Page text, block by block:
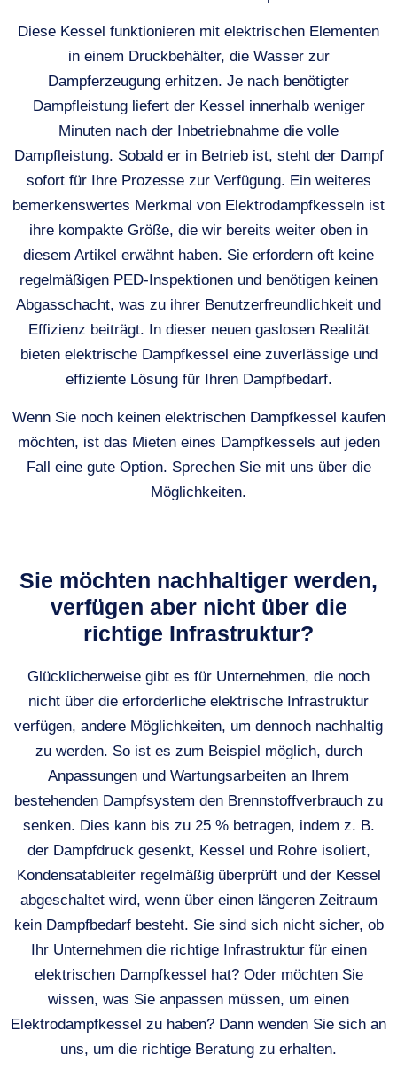
Diese Kessel funktionieren mit elektrischen Elementen
in einem Druckbehälter, die Wasser zur
Dampferzeugung erhitzen. Je nach benötigter
Dampfleistung liefert der Kessel innerhalb weniger
Minuten nach der Inbetriebnahme die volle
Dampfleistung. Sobald er in Betrieb ist, steht der Dampf
sofort für Ihre Prozesse zur Verfügung. Ein weiteres
bemerkenswertes Merkmal von Elektrodampfkesseln ist
ihre kompakte Größe, die wir bereits weiter oben in
diesem Artikel erwähnt haben. Sie erfordern oft keine
regelmäßigen PED-Inspektionen und benötigen keinen
Abgasschacht, was zu ihrer Benutzerfreundlichkeit und
Effizienz beiträgt. In dieser neuen gaslosen Realität
bieten elektrische Dampfkessel eine zuverlässige und
effiziente Lösung für Ihren Dampfbedarf.
Wenn Sie noch keinen elektrischen Dampfkessel kaufen
möchten, ist das Mieten eines Dampfkessels auf jeden
Fall eine gute Option. Sprechen Sie mit uns über die
Möglichkeiten.
Sie möchten nachhaltiger werden,
verfügen aber nicht über die
richtige Infrastruktur?
Glücklicherweise gibt es für Unternehmen, die noch
nicht über die erforderliche elektrische Infrastruktur
verfügen, andere Möglichkeiten, um dennoch nachhaltig
zu werden. So ist es zum Beispiel möglich, durch
Anpassungen und Wartungsarbeiten an Ihrem
bestehenden Dampfsystem den Brennstoffverbrauch zu
senken. Dies kann bis zu 25 % betragen, indem z. B.
der Dampfdruck gesenkt, Kessel und Rohre isoliert,
Kondensatableiter regelmäßig überprüft und der Kessel
abgeschaltet wird, wenn über einen längeren Zeitraum
kein Dampfbedarf besteht. Sie sind sich nicht sicher, ob
Ihr Unternehmen die richtige Infrastruktur für einen
elektrischen Dampfkessel hat? Oder möchten Sie
wissen, was Sie anpassen müssen, um einen
Elektrodampfkessel zu haben? Dann wenden Sie sich an
uns, um die richtige Beratung zu erhalten.